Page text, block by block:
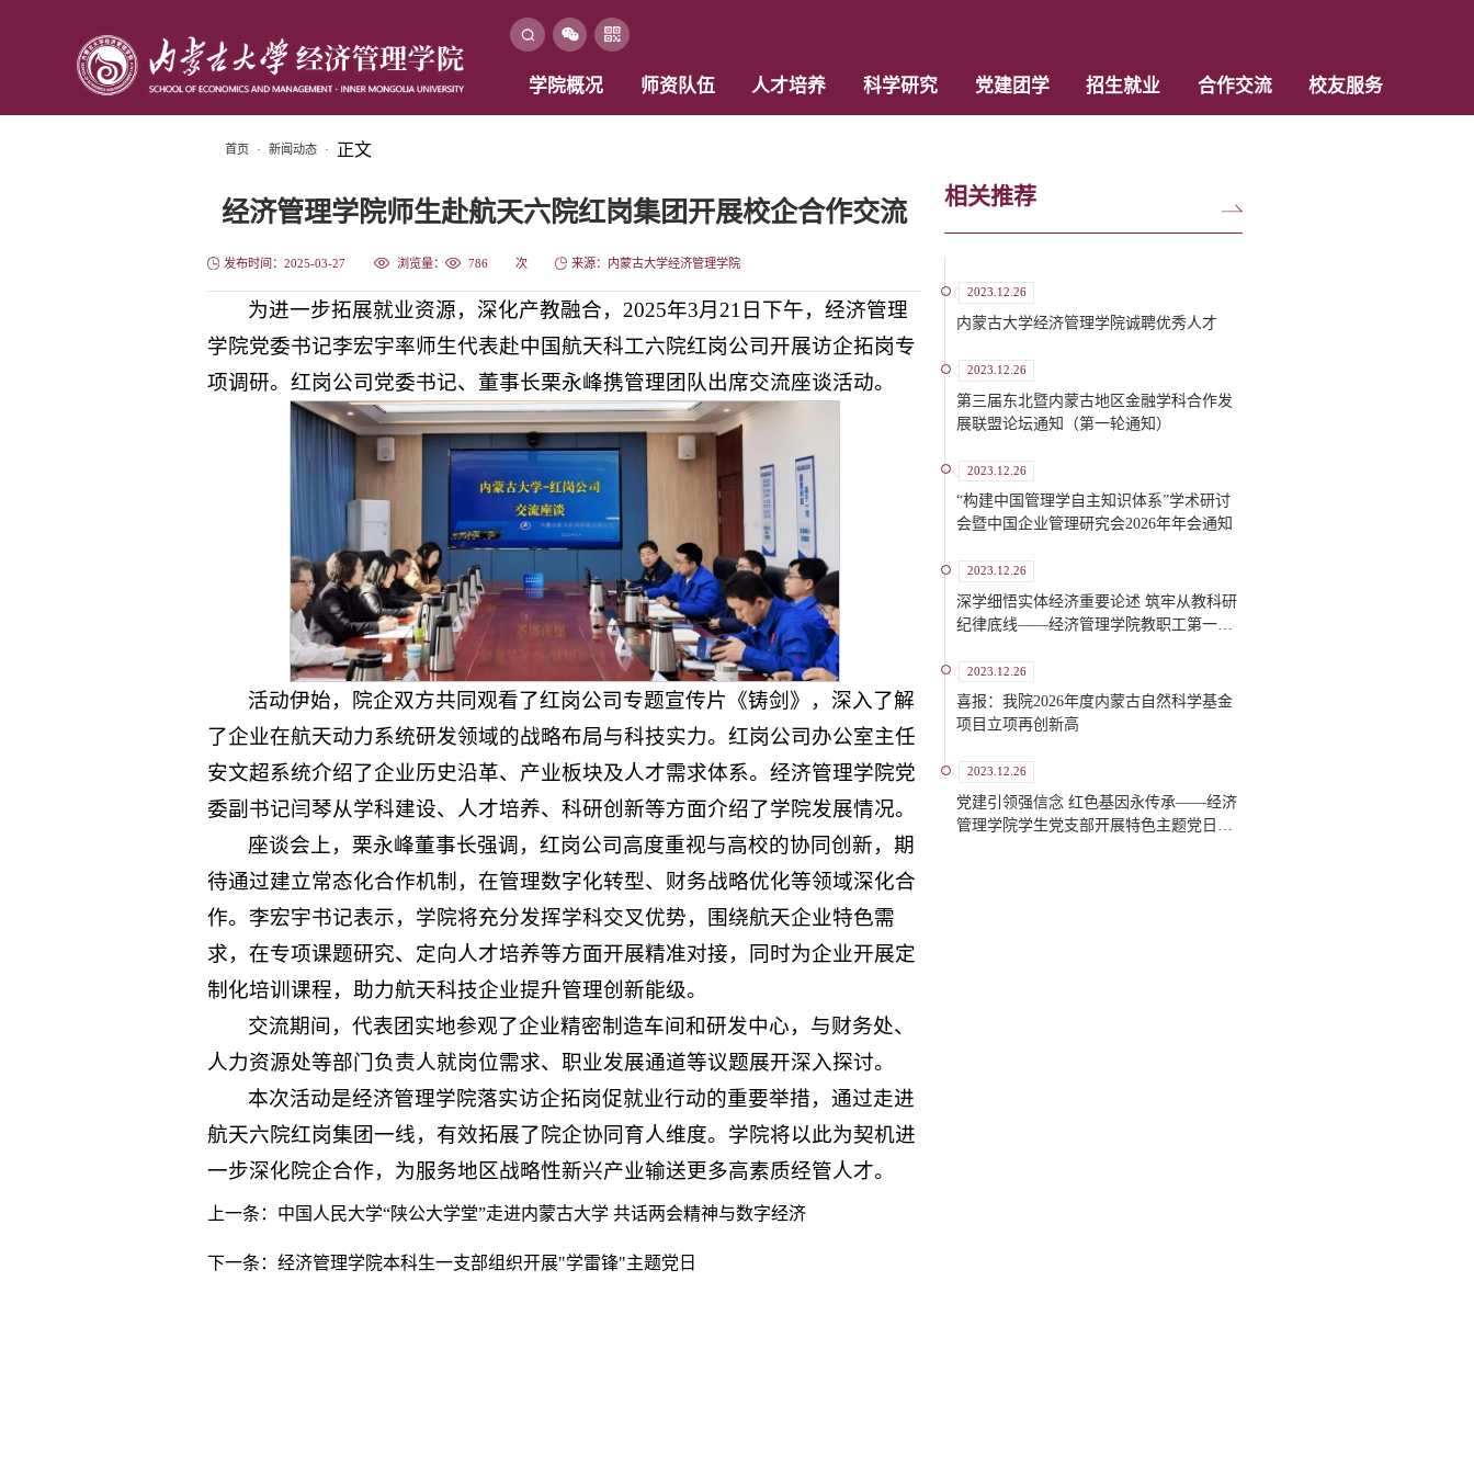
学院概况 师资队伍 人才培养 科学研究 党建团学 招生就业 合作交流 校友服务
首页 · 新闻动态 · 正文
经济管理学院师生赴航天六院红岗集团开展校企合作交流
发布时间：2025-03-27 浏览量： 786 次 来源：内蒙古大学经济管理学院
为进一步拓展就业资源，深化产教融合，2025年3月21日下午，经济管理
学院党委书记李宏宇率师生代表赴中国航天科工六院红岗公司开展访企拓岗专
项调研。红岗公司党委书记、董事长栗永峰携管理团队出席交流座谈活动。
活动伊始，院企双方共同观看了红岗公司专题宣传片《铸剑》，深入了解
了企业在航天动力系统研发领域的战略布局与科技实力。红岗公司办公室主任
安文超系统介绍了企业历史沿革、产业板块及人才需求体系。经济管理学院党
委副书记闫琴从学科建设、人才培养、科研创新等方面介绍了学院发展情况。
座谈会上，栗永峰董事长强调，红岗公司高度重视与高校的协同创新，期
待通过建立常态化合作机制，在管理数字化转型、财务战略优化等领域深化合
作。李宏宇书记表示，学院将充分发挥学科交叉优势，围绕航天企业特色需
求，在专项课题研究、定向人才培养等方面开展精准对接，同时为企业开展定
制化培训课程，助力航天科技企业提升管理创新能级。
交流期间，代表团实地参观了企业精密制造车间和研发中心，与财务处、
人力资源处等部门负责人就岗位需求、职业发展通道等议题展开深入探讨。
本次活动是经济管理学院落实访企拓岗促就业行动的重要举措，通过走进
航天六院红岗集团一线，有效拓展了院企协同育人维度。学院将以此为契机进
一步深化院企合作，为服务地区战略性新兴产业输送更多高素质经管人才。
上一条： 中国人民大学“陕公大学堂”走进内蒙古大学 共话两会精神与数字经济
下一条： 经济管理学院本科生一支部组织开展"学雷锋"主题党日
相关推荐
2023.12.26
内蒙古大学经济管理学院诚聘优秀人才
2023.12.26
第三届东北暨内蒙古地区金融学科合作发
展联盟论坛通知（第一轮通知）
2023.12.26
“构建中国管理学自主知识体系”学术研讨
会暨中国企业管理研究会2026年年会通知
2023.12.26
深学细悟实体经济重要论述 筑牢从教科研
纪律底线——经济管理学院教职工第一党
2023.12.26
喜报：我院2026年度内蒙古自然科学基金
项目立项再创新高
2023.12.26
党建引领强信念 红色基因永传承——经济
管理学院学生党支部开展特色主题党日活